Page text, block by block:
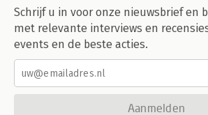
Schrijf u in voor onze nieuwsbrief en
met relevante interviews en
events en de beste acties.
Aanmelden